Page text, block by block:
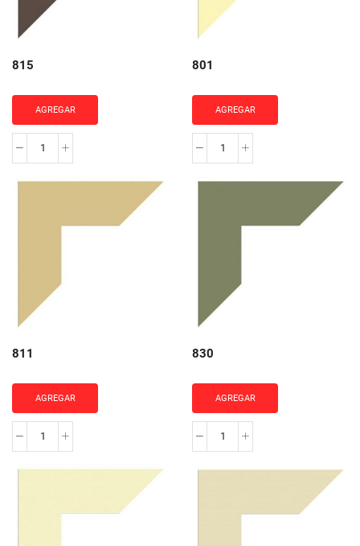
815
AGREGAR
815
801
AGREGAR
801
811
AGREGAR
811
830
AGREGAR
830